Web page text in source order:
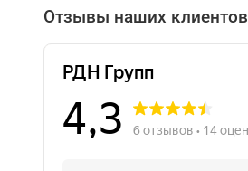
Отзывы наших клиентов